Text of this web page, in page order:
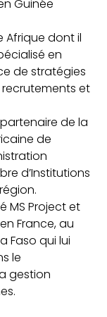
Guinée
Afrique dont il
en
de stratégies
et
de la
de
d’Institutions
MS Project et
France, au
Faso qui lui
le
gestion